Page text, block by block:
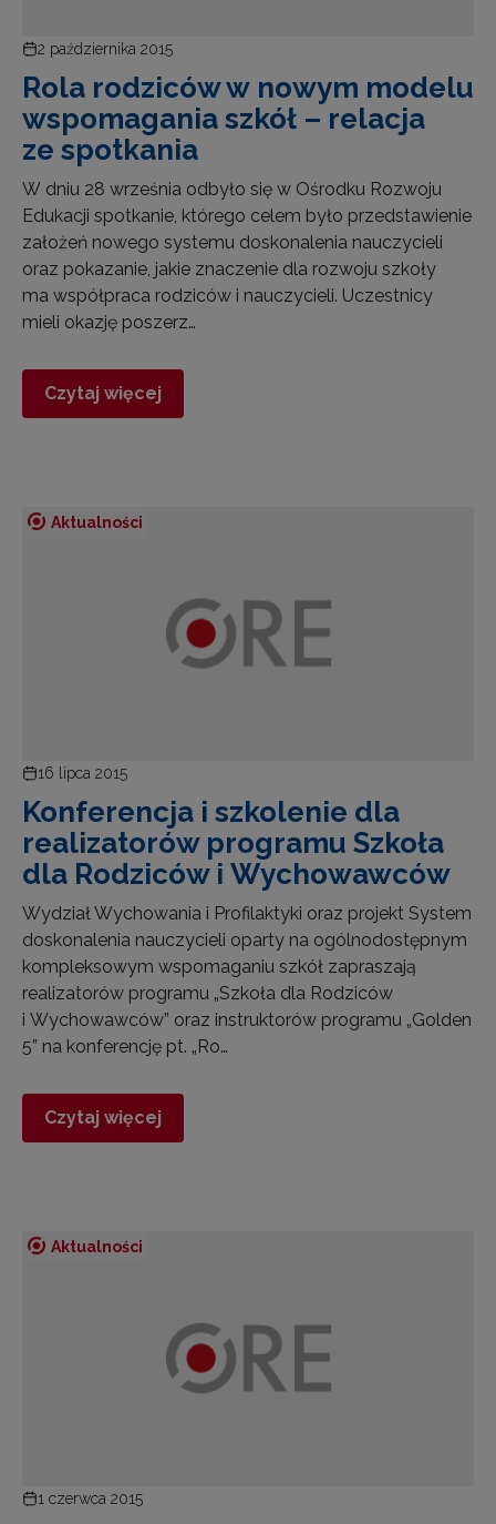
2 października 2015
Rola rodziców w nowym modelu
wspomagania szkół – relacja
ze spotkania
W dniu 28 września odbyło się w Ośrodku Rozwoju
Edukacji spotkanie, którego celem było przedstawienie
założeń nowego systemu doskonalenia nauczycieli
oraz pokazanie, jakie znaczenie dla rozwoju szkoły
ma współpraca rodziców i nauczycieli. Uczestnicy
mieli okazję poszerz…
Czytaj więcej
Aktualności
16 lipca 2015
Konferencja i szkolenie dla
realizatorów programu Szkoła
dla Rodziców i Wychowawców
Wydział Wychowania i Profilaktyki oraz projekt System
doskonalenia nauczycieli oparty na ogólnodostępnym
kompleksowym wspomaganiu szkół zapraszają
realizatorów programu „Szkoła dla Rodziców
i Wychowawców” oraz instruktorów programu „Golden
5” na konferencję pt. „Ro…
Czytaj więcej
Aktualności
1 czerwca 2015